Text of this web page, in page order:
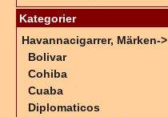
Kategorier
Havannacigarrer, Märken->
Bolivar
Cohiba
Cuaba
Diplomaticos